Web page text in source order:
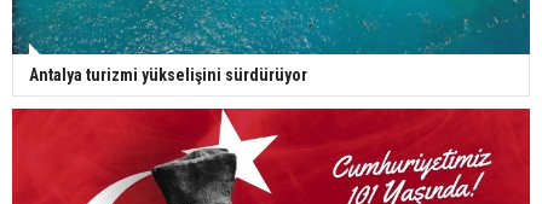
Antalya turizmi yükselişini sürdürüyor